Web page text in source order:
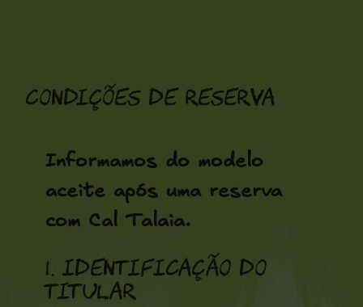
conteúdo
Condições de Reserva
Informamos do modelo
aceite após uma reserva
com Cal Talaia.
1. Identificação do
titular